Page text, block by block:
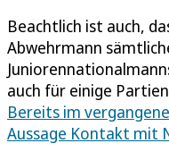
Beachtlich ist auch,
Abwehrmann
auch für einige
Bereits im
Aussage Kontakt mit